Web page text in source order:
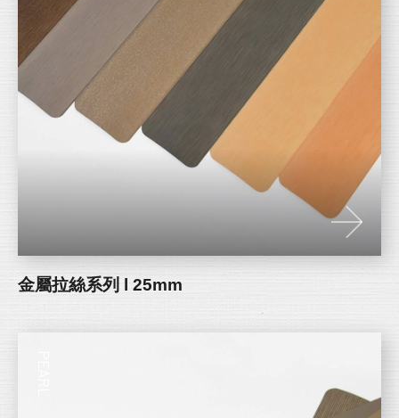
金屬拉絲系列 l 25mm